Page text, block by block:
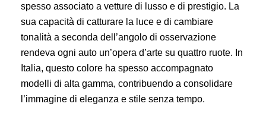
spesso associato a vetture di lusso e di prestigio. La
sua capacità di catturare la luce e di cambiare
tonalità a seconda dell’angolo di osservazione
rendeva ogni auto un’opera d’arte su quattro ruote. In
Italia, questo colore ha spesso accompagnato
modelli di alta gamma, contribuendo a consolidare
l’immagine di eleganza e stile senza tempo.